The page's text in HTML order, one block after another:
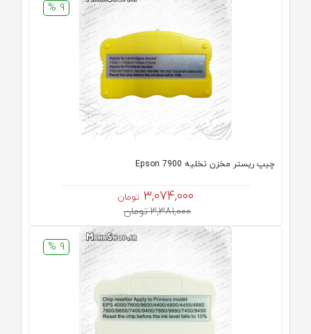
9 %
چیپ ریستر مخزن تخلیه Epson 7900
3,074,000 تومان
3,381,000 تومان
9 %